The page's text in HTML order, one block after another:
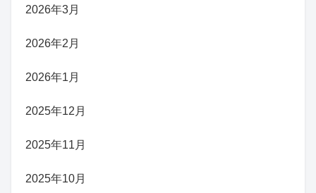
2026年3月
2026年2月
2026年1月
2025年12月
2025年11月
2025年10月